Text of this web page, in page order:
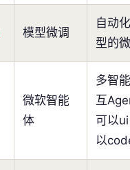
模型微调
自动
型的
微软智能
体
多智
互
可以
以